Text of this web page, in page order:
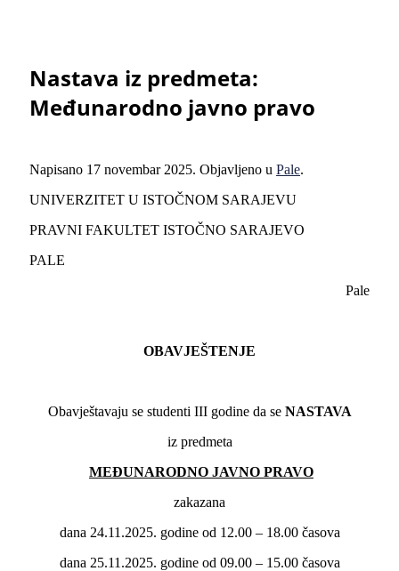
Nastava iz predmeta:
Međunarodno javno pravo
Napisano 17 novembar 2025. Objavljeno u Pale.
UNIVERZITET U ISTOČNOM SARAJEVU
PRAVNI FAKULTET ISTOČNO SARAJEVO
PALE
Pale
OBAVJEŠTENJE
Obavještavaju se studenti III godine da se NASTAVA
iz predmeta
MEĐUNARODNO JAVNO PRAVO
zakazana
dana 24.11.2025. godine od 12.00 – 18.00 časova
dana 25.11.2025. godine od 09.00 – 15.00 časova